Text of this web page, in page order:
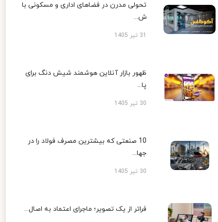
تحولی مدرن در فضاهای اداری و مسکونی با
ش...
ظهور بازار آنلاین هوشمند شیش دنگ برای
پا...
30 تیر 1405
10 صنعتی که بیشترین مصرف فولاد را در
جها...
30 تیر 1405
فراتر از یک تصویر؛ ماجرای اعتماد به اصال...